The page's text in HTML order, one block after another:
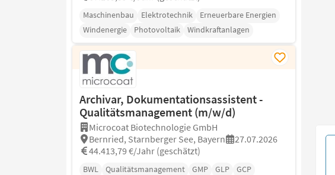
Maschinenbau Elektrotechnik
Erneuerbare Energien
Windenergie
Photovoltaik Windkraftanlagen
Archivar, Dokumentationsassistent -
Qualitätsmanagement (m/w/d)
Microcoat Biotechnologie GmbH
Bernried, Starnberger See, Bayern
27.07.2026
44.413,79 €/Jahr (geschätzt)
BWL Qualitätsmanagement GMP GLP
GCP